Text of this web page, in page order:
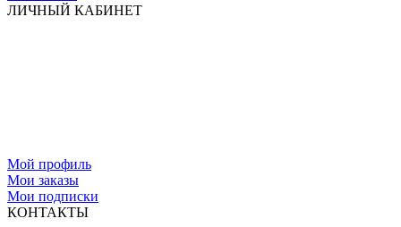
ЛИЧНЫЙ КАБИНЕТ
Мой профиль
Мои заказы
Мои подписки
КОНТАКТЫ